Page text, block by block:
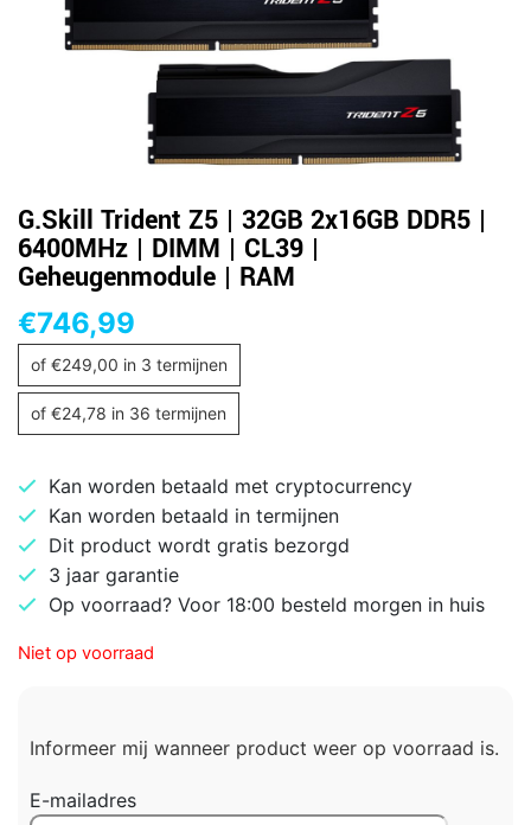
G.Skill Trident Z5 | 32GB 2x16GB DDR5 |
6400MHz | DIMM | CL39 |
Geheugenmodule | RAM
€746,99
of €249,00 in 3 termijnen
of €24,78 in 36 termijnen
Kan worden betaald met cryptocurrency
Kan worden betaald in termijnen
Dit product wordt gratis bezorgd
3 jaar garantie
Op voorraad? Voor 18:00 besteld morgen in huis
Niet op voorraad
Informeer mij wanneer product weer op voorraad is.
E-mailadres